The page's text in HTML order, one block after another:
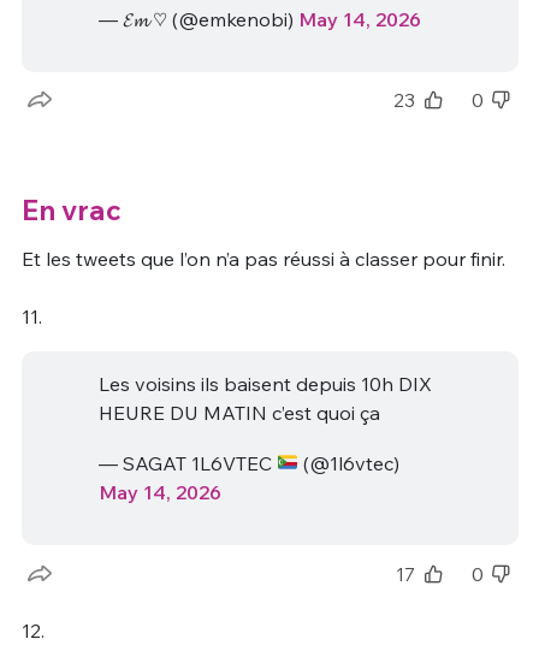
— 𝓔𝓶 ♡ (@emkenobi) May 14, 2026
23 0
En vrac
Et les tweets que l’on n’a pas réussi à classer pour finir.
11.
Les voisins ils baisent depuis 10h DIX
HEURE DU MATIN c’est quoi ça
— SAGAT 1L6VTEC
(@1l6vtec)
May 14, 2026
17 0
12.